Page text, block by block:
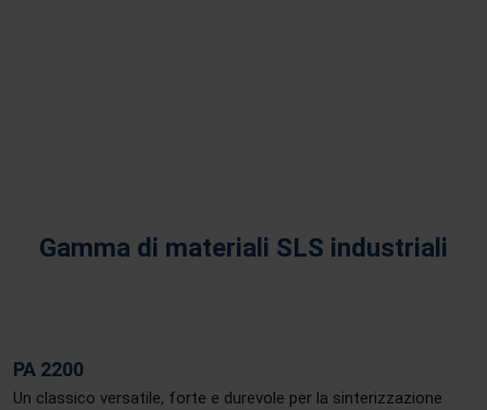
Gamma di materiali SLS industriali
PA 2200
Un classico versatile, forte e durevole per la sinterizzazione